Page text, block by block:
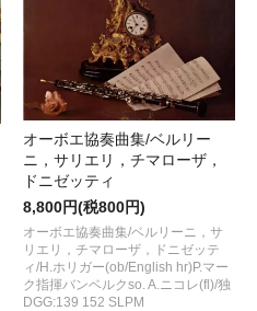
オーボエ協奏曲集/ベルリー
ニ，サリエリ，チマローザ，
ドニゼッティ
8,800円(税800円)
オーボエ協奏曲集/ベルリーニ，サ
リエリ，チマローザ，ドニゼッテ
ィ/H.ホリガー(ob/English hr)P.マー
ク指揮バンベルクso. A.ニコレ(fl)/独
DGG:139 152 SLPM